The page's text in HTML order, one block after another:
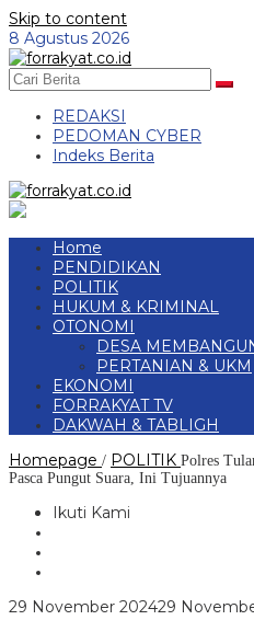
Skip to content
8 Agustus 2026
REDAKSI
PEDOMAN CYBER
Indeks Berita
Home
PENDIDIKAN
POLITIK
HUKUM & KRIMINAL
OTONOMI
DESA
PERTANIAN & UKM
EKONOMI
FORRAKYAT TV
DAKWAH & TABLIGH
Homepage / POLITIK Polres
Pasca Pungut Suara, Ini Tujuannya
Ikuti Kami
29 November 202429